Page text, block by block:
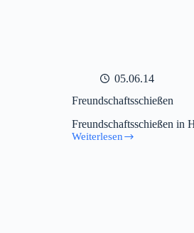
05.06.14
Freundschaftsschießen
Freundschaftsschießen in
Weiterlesen
Freundschaftsschießen